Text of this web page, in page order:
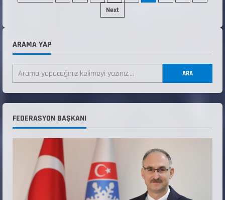
Next
ARAMA YAP
ARA
FEDERASYON BAŞKANI
2
ŞAMPİYONASI
22 Temmuz 2026
3
ŞAMPİYONASI GÖREVLİ LİSTESİ
Teknik Kurul ve Alt Kurul Üyelerimiz
Belirlendi
18 Temmuz 2026